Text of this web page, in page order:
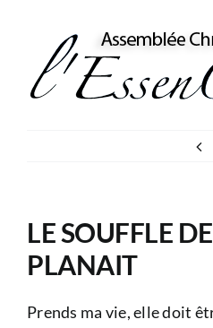
content
LE SOUFFLE
PLANAIT
Prends ma vie, elle doit